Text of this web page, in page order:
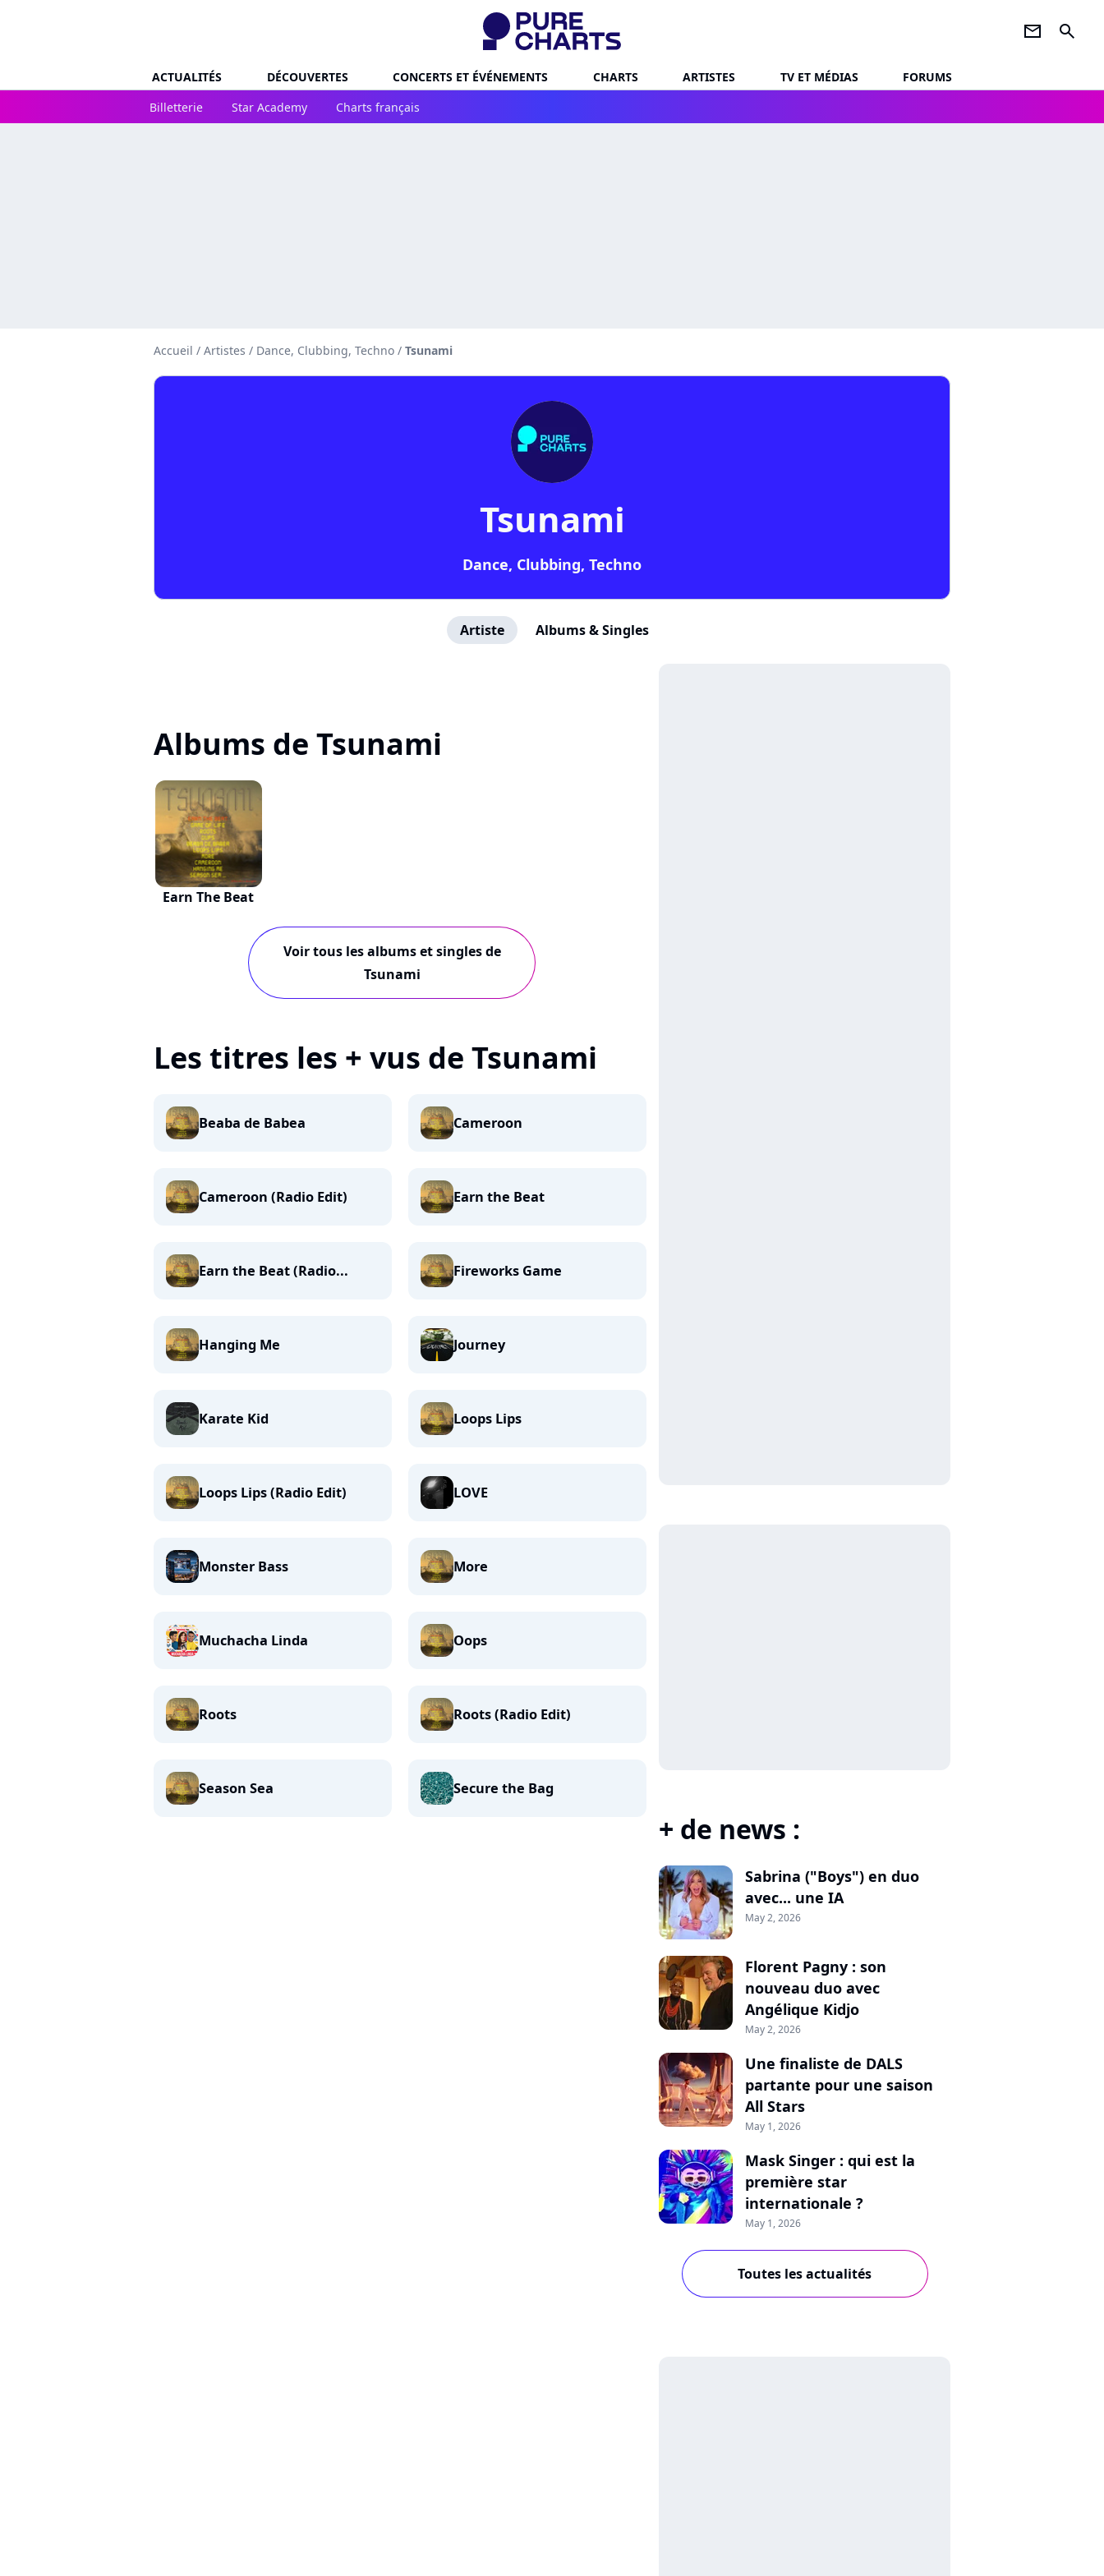
newsletter search
ACTUALITÉS DÉCOUVERTES CONCERTS ET ÉVÉNEMENTS CHARTS ARTISTES TV ET MÉDIAS
FORUMS
Billetterie
Star Academy Charts français
Accueil / Artistes / Dance, Clubbing, Techno / Tsunami
Tsunami
Dance, Clubbing, Techno
Artiste Albums & Singles
Albums de Tsunami
Earn The Beat
Voir tous les albums et singles de
Tsunami
Les titres les + vus de Tsunami
Beaba de Babea Cameroon
Cameroon (Radio Edit) Earn the Beat
Earn the Beat (Radio... Fireworks Game
Hanging Me Journey
Karate Kid Loops Lips
Loops Lips (Radio Edit) LOVE
Monster Bass More
Muchacha Linda Oops
Roots Roots (Radio Edit)
Season Sea Secure the Bag
+ de news :
Sabrina ("Boys") en duo
avec... une IA
May 2, 2026
Florent Pagny : son
nouveau duo avec
Angélique Kidjo
May 2, 2026
Une finaliste de DALS
partante pour une saison
All Stars
May 1, 2026
Mask Singer : qui est la
première star
internationale ?
May 1, 2026
Toutes les actualités